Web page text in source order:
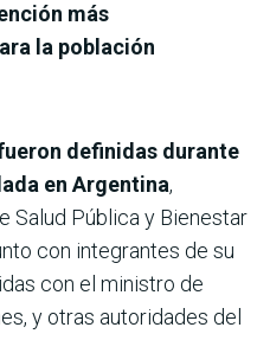
más
la población
definidas durante
en Argentina,
Salud Pública y Bienestar
con integrantes de su
con el ministro de
y otras autoridades del